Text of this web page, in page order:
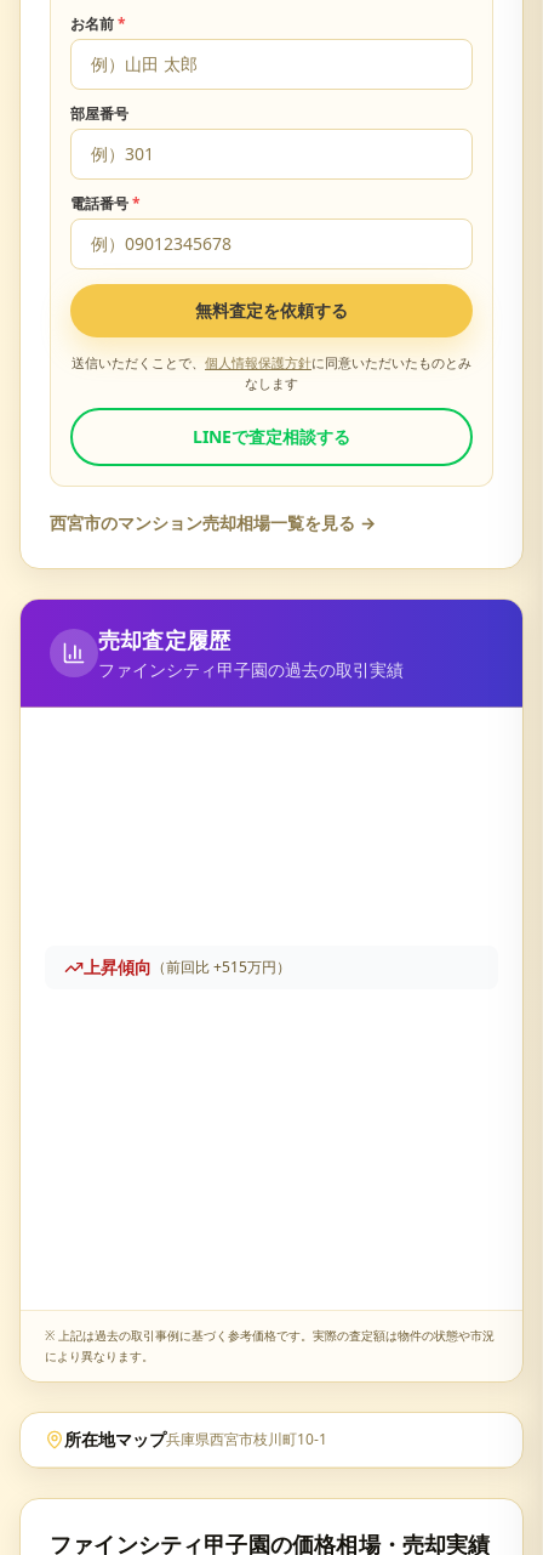
お名前*
部屋番号
電話番号*
無料査定を依頼する
送信いただくことで、 個人情報保護方針に同意いただいたものとみ
なします
LINEで査定相談する
西宮市のマンション売却相場一覧を見る →
売却査定履歴
ファインシティ甲子園の過去の取引実績
上昇傾向 （前回比+515万円）
※ 上記は過去の取引事例に基づく参考価格です。実際の査定額は物件の状態や市況
により異なります。
所在地マップ兵庫県西宮市枝川町10-1
ファインシティ甲子園の価格相場・売却実績